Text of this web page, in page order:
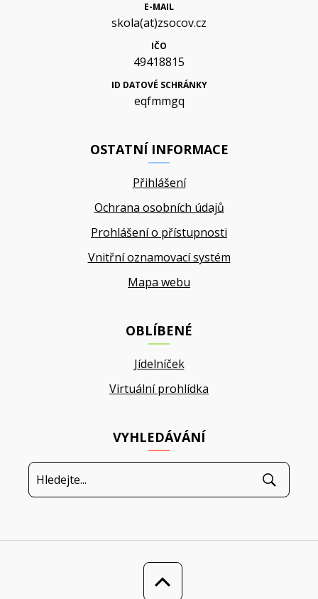
E-MAIL
skola(at)zsocov.cz
IČO
49418815
ID DATOVÉ SCHRÁNKY
eqfmmgq
OSTATNÍ INFORMACE
Přihlášení
Ochrana osobních údajů
Prohlášení o přístupnosti
Vnitřní oznamovací systém
Mapa webu
OBLÍBENÉ
Jídelníček
Virtuální prohlídka
VYHLEDÁVÁNÍ